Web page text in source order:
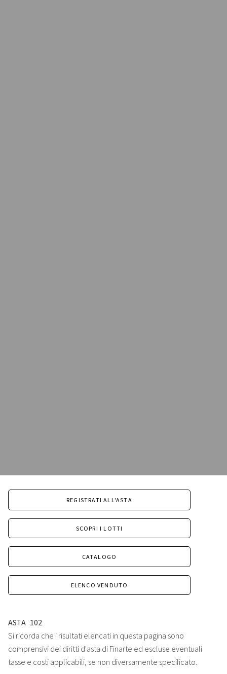
REGISTRATI ALL'ASTA
SCOPRI I LOTTI
CATALOGO
ELENCO VENDUTO
ASTA 102
Si ricorda che i risultati elencati in questa pagina sono
comprensivi dei diritti d'asta di Finarte ed escluse eventuali
tasse e costi applicabili, se non diversamente specificato.